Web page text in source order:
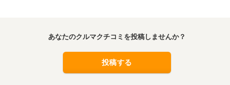
あなたのクルマクチコミを投稿しませんか？
投稿する